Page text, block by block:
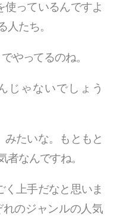
っているんですよ
人たち。
やってるのね。
じゃないでしょう
みたいな。もともと
者なんですね。
く上手だなと思いま
のジャンルの人気